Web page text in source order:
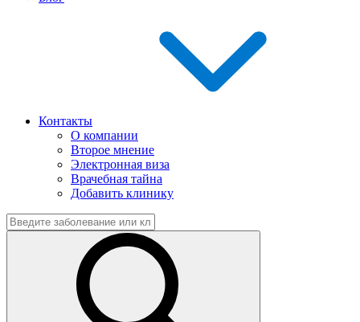
Контакты
О компании
Второе мнение
Электронная виза
Врачебная тайна
Добавить клинику